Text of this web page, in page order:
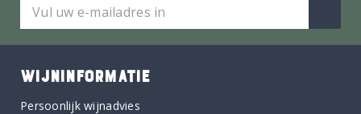
WIJNINFORMATIE
Persoonlijk wijnadvies